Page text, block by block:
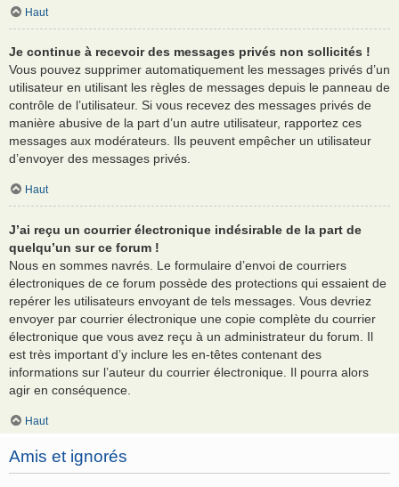
Haut
Je continue à recevoir des messages privés non sollicités !
Vous pouvez supprimer automatiquement les messages privés d’un
utilisateur en utilisant les règles de messages depuis le panneau de
contrôle de l’utilisateur. Si vous recevez des messages privés de
manière abusive de la part d’un autre utilisateur, rapportez ces
messages aux modérateurs. Ils peuvent empêcher un utilisateur
d’envoyer des messages privés.
Haut
J’ai reçu un courrier électronique indésirable de la part de
quelqu’un sur ce forum !
Nous en sommes navrés. Le formulaire d’envoi de courriers
électroniques de ce forum possède des protections qui essaient de
repérer les utilisateurs envoyant de tels messages. Vous devriez
envoyer par courrier électronique une copie complète du courrier
électronique que vous avez reçu à un administrateur du forum. Il
est très important d’y inclure les en-têtes contenant des
informations sur l’auteur du courrier électronique. Il pourra alors
agir en conséquence.
Haut
Amis et ignorés